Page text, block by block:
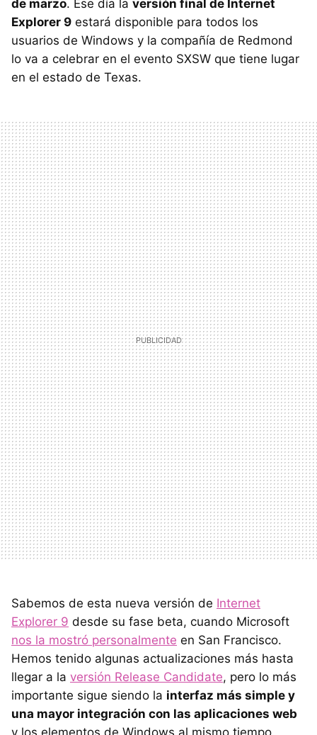
de marzo. Ese día la versión final de Internet
Explorer 9 estará disponible para todos los
usuarios de Windows y la compañía de Redmond
lo va a celebrar en el evento SXSW que tiene lugar
en el estado de Texas.
Sabemos de esta nueva versión de Internet
Explorer 9 desde su fase beta, cuando Microsoft
nos la mostró personalmente en San Francisco.
Hemos tenido algunas actualizaciones más hasta
llegar a la versión Release Candidate, pero lo más
importante sigue siendo la interfaz más simple y
una mayor integración con las aplicaciones web
y los elementos de Windows al mismo tiempo.